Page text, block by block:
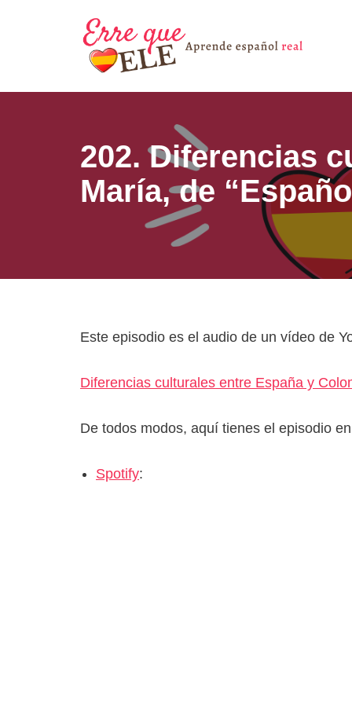
contenido
202. Diferencias
María, de
Este episodio es el audio de un vídeo de
Diferencias culturales entre España y
De todos modos, aquí tienes el episodio
Spotify: